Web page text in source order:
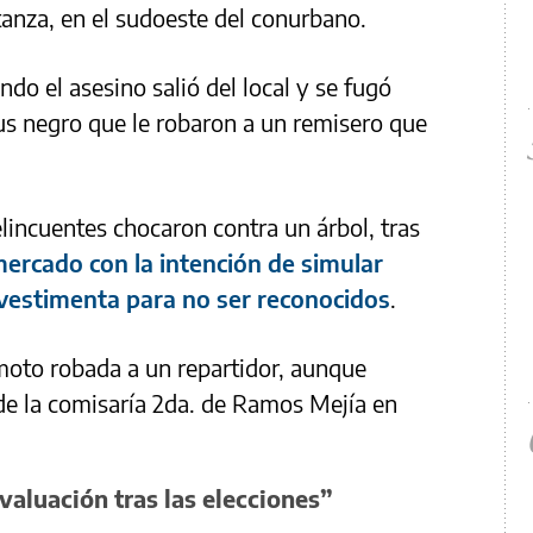
en el sudoeste del conurbano.
el asesino salió del local y se fugó
negro que le robaron a un remisero que
chocaron contra un árbol, tras
con la intención de simular
para no ser reconocidos.
robada a un repartidor, aunque
la comisaría 2da. de Ramos Mejía en
tras las elecciones”